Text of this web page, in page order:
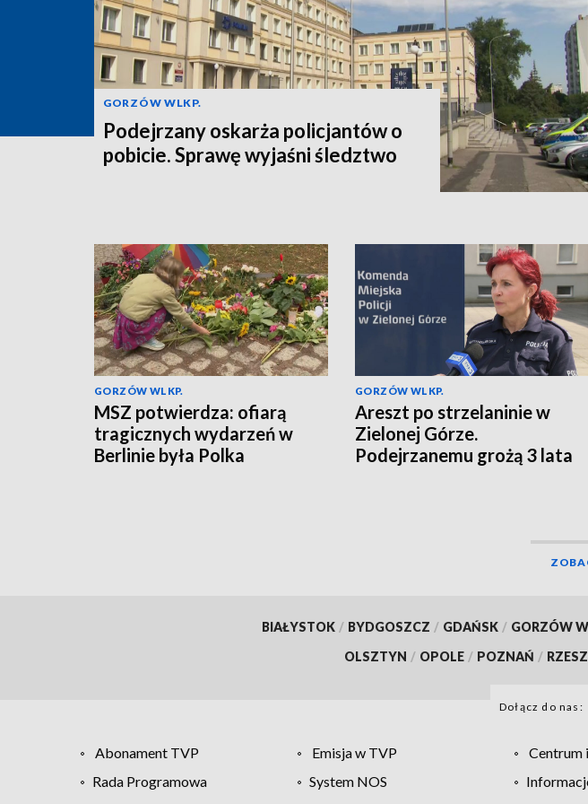
GORZÓW WLKP.
Podejrzany oskarża policjantów o
pobicie. Sprawę wyjaśni śledztwo
GORZÓW WLKP.
MSZ potwierdza: ofiarą
tragicznych wydarzeń w
Berlinie była Polka
GORZÓW WLKP.
Areszt po strzelaninie w
Zielonej Górze.
Podejrzanemu grożą 3 lata
BIAŁYSTOK / BYDGOSZCZ / GDAŃSK / GORZÓW
OLSZTYN / OPOLE / POZNAŃ /
Dołącz do nas:
Abonament TVP Emisja w TVP Centrum
Rada Programowa
System NOS